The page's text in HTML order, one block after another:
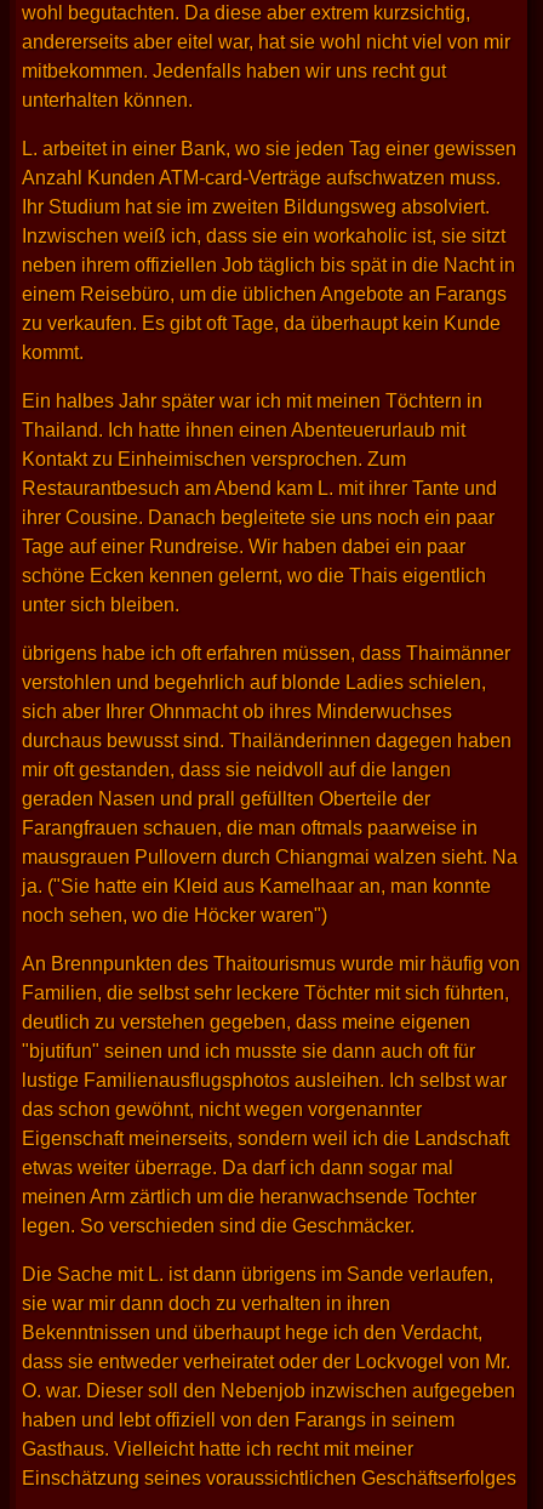
wohl begutachten. Da diese aber extrem kurzsichtig,
andererseits aber eitel war, hat sie wohl nicht viel von mir
mitbekommen. Jedenfalls haben wir uns recht gut
unterhalten können.
L. arbeitet in einer Bank, wo sie jeden Tag einer gewissen
Anzahl Kunden ATM-card-Verträge aufschwatzen muss.
Ihr Studium hat sie im zweiten Bildungsweg absolviert.
Inzwischen weiß ich, dass sie ein workaholic ist, sie sitzt
neben ihrem offiziellen Job täglich bis spät in die Nacht in
einem Reisebüro, um die üblichen Angebote an Farangs
zu verkaufen. Es gibt oft Tage, da überhaupt kein Kunde
kommt.
Ein halbes Jahr später war ich mit meinen Töchtern in
Thailand. Ich hatte ihnen einen Abenteuerurlaub mit
Kontakt zu Einheimischen versprochen. Zum
Restaurantbesuch am Abend kam L. mit ihrer Tante und
ihrer Cousine. Danach begleitete sie uns noch ein paar
Tage auf einer Rundreise. Wir haben dabei ein paar
schöne Ecken kennen gelernt, wo die Thais eigentlich
unter sich bleiben.
übrigens habe ich oft erfahren müssen, dass Thaimänner
verstohlen und begehrlich auf blonde Ladies schielen,
sich aber Ihrer Ohnmacht ob ihres Minderwuchses
durchaus bewusst sind. Thailänderinnen dagegen haben
mir oft gestanden, dass sie neidvoll auf die langen
geraden Nasen und prall gefüllten Oberteile der
Farangfrauen schauen, die man oftmals paarweise in
mausgrauen Pullovern durch Chiangmai walzen sieht. Na
ja. ("Sie hatte ein Kleid aus Kamelhaar an, man konnte
noch sehen, wo die Höcker waren")
An Brennpunkten des Thaitourismus wurde mir häufig von
Familien, die selbst sehr leckere Töchter mit sich führten,
deutlich zu verstehen gegeben, dass meine eigenen
"bjutifun" seinen und ich musste sie dann auch oft für
lustige Familienausflugsphotos ausleihen. Ich selbst war
das schon gewöhnt, nicht wegen vorgenannter
Eigenschaft meinerseits, sondern weil ich die Landschaft
etwas weiter überrage. Da darf ich dann sogar mal
meinen Arm zärtlich um die heranwachsende Tochter
legen. So verschieden sind die Geschmäcker.
Die Sache mit L. ist dann übrigens im Sande verlaufen,
sie war mir dann doch zu verhalten in ihren
Bekenntnissen und überhaupt hege ich den Verdacht,
dass sie entweder verheiratet oder der Lockvogel von Mr.
O. war. Dieser soll den Nebenjob inzwischen aufgegeben
haben und lebt offiziell von den Farangs in seinem
Gasthaus. Vielleicht hatte ich recht mit meiner
Einschätzung seines voraussichtlichen Geschäftserfolges